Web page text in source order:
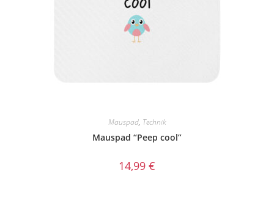
Mauspad, Technik
Mauspad “Peep cool”
14,99 €